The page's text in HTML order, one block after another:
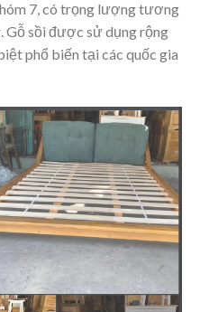
7, có trọng lượng tương
Gỗ sồi được sử dụng rộng
phổ biến tại các quốc gia